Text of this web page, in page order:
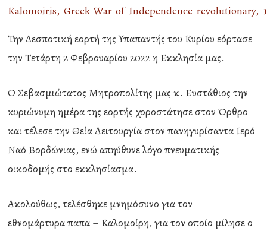
Την Δεσποτική εορτή της Υπαπαντής του Κυρίου εόρτασε
την Τετάρτη 2 Φεβρουαρίου 2022 η Εκκλησία μας.
Ο Σεβασμιώτατος Μητροπολίτης μας κ. Ευστάθιος την
κυριώνυμη ημέρα της εορτής χοροστάτησε στον Όρθρο
και τέλεσε την Θεία Λειτουργία στον πανηγυρίσαντα Ιερό
Ναό Βορδώνιας, ενώ απηύθυνε λόγο πνευματικής
οικοδομής στο εκκλησίασμα.
Ακολούθως, τελέσθηκε μνημόσυνο για τον
εθνομάρτυρα παπα – Καλομοίρη, για τον οποίο μίλησε ο